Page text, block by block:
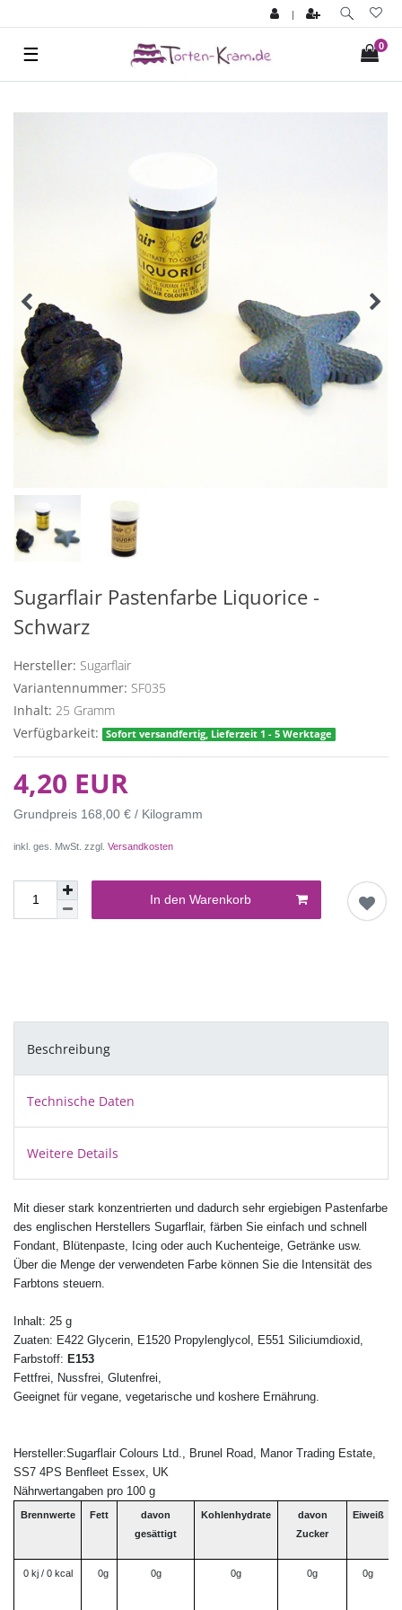
|
0
☰
Sugarflair Pastenfarbe Liquorice -
Schwarz
Hersteller: Sugarflair
Variantennummer: SF035
Inhalt: 25 Gramm
Verfügbarkeit:
Sofort versandfertig, Lieferzeit 1 - 5 Werktage
4,20 EUR
Grundpreis 168,00 € / Kilogramm
inkl. ges. MwSt. zzgl. Versandkosten
In den Warenkorb
Beschreibung
Technische Daten
Weitere Details
Mit dieser stark konzentrierten und dadurch sehr ergiebigen Pastenfarbe
des englischen Herstellers Sugarflair, färben Sie einfach und schnell
Fondant, Blütenpaste, Icing oder auch Kuchenteige, Getränke usw.
Über die Menge der verwendeten Farbe können Sie die Intensität des
Farbtons steuern.
Inhalt: 25 g
Zuaten: E422 Glycerin, E1520 Propylenglycol, E551 Siliciumdioxid,
Farbstoff: E153
Fettfrei, Nussfrei, Glutenfrei,
Geeignet für vegane, vegetarische und koshere Ernährung.
Hersteller:Sugarflair Colours Ltd., Brunel Road, Manor Trading Estate,
SS7 4PS Benfleet Essex, UK
Nährwertangaben pro 100 g
Brennwerte Fett
davon
gesättigt
Kohlenhydrate
davon
Zucker
Eiweiß
0 kj / 0 kcal 0g 0g 0g 0g 0g